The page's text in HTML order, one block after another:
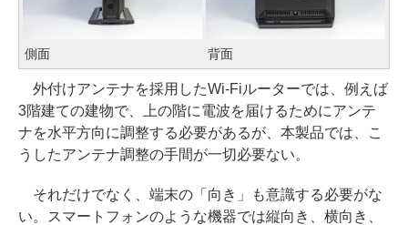
側面 背面
外付けアンテナを採用したWi-Fiルーターでは、例えば
3階建ての建物で、上の階に電波を届けるためにアンテ
ナを水平方向に調整する必要があるが、本製品では、こ
うしたアンテナ調整の手間が一切必要ない。
それだけでなく、端末の「向き」も意識する必要がな
い。スマートフォンのような機器では縦向き、横向き、